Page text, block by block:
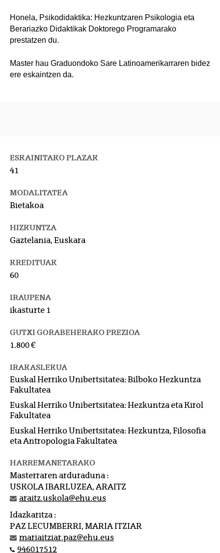
Honela, Psikodidaktika: Hezkuntzaren Psikologia eta
Berariazko Didaktikak Doktorego Programarako
prestatzen du.
Master hau Graduondoko Sare Latinoamerikarraren bidez
ere eskaintzen da.
ESKAINITAKO PLAZAK
41
MODALITATEA
Bietakoa
HIZKUNTZA
Gaztelania, Euskara
KREDITUAK
60
IRAUPENA
ikasturte 1
GUTXI GORABEHERAKO PREZIOA
1.800 €
IRAKASLEKUA
Euskal Herriko Unibertsitatea: Bilboko Hezkuntza
Fakultatea
Euskal Herriko Unibertsitatea: Hezkuntza eta Kirol
Fakultatea
Euskal Herriko Unibertsitatea: Hezkuntza, Filosofia
eta Antropologia Fakultatea
HARREMANETARAKO
Masterraren arduraduna :
USKOLA IBARLUZEA, ARAITZ
araitz.uskola@ehu.eus
Idazkaritza :
PAZ LECUMBERRI, MARIA ITZIAR
mariaitziar.paz@ehu.eus
946017512